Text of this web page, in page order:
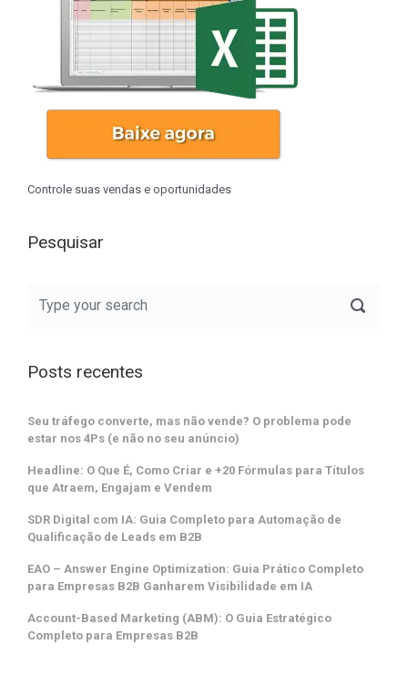
Controle suas vendas e oportunidades
Pesquisar
Posts recentes
Seu tráfego converte, mas não vende? O problema pode
estar nos 4Ps (e não no seu anúncio)
Headline: O Que É, Como Criar e +20 Fórmulas para Títulos
que Atraem, Engajam e Vendem
SDR Digital com IA: Guia Completo para Automação de
Qualificação de Leads em B2B
EAO – Answer Engine Optimization: Guia Prático Completo
para Empresas B2B Ganharem Visibilidade em IA
Account-Based Marketing (ABM): O Guia Estratégico
Completo para Empresas B2B